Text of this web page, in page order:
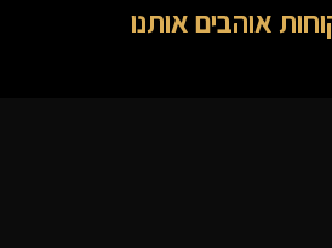
אוהבים אותנו